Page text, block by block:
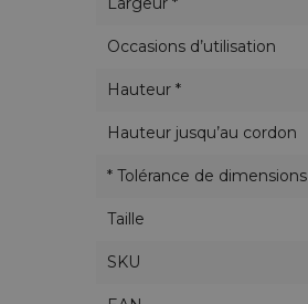
Occasions d’utilisation
Hauteur *
Hauteur jusqu’au cordon
* Tolérance de dimensions
Taille
SKU